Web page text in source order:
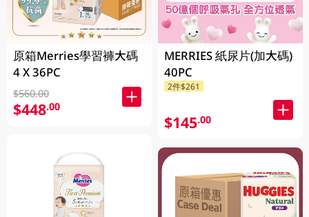
原箱Merries學習褲大碼
4 X 36PC
$560.00
$448.00
MERRIES 紙尿片(加大碼)
40PC
2件$261
$145.00